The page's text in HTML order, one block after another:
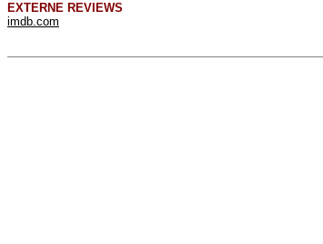
EXTERNE REVIEWS
imdb.com